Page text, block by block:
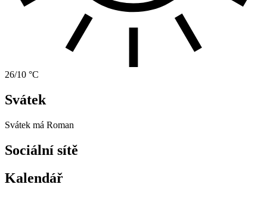
26/10 °C
Svátek
Svátek má Roman
Sociální sítě
Kalendář